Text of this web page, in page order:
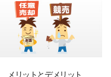
メリットとデメリット